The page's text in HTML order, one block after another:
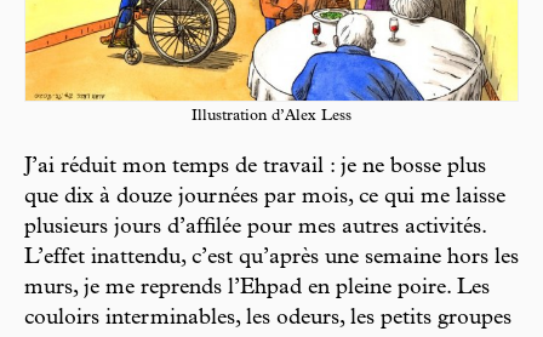
Illustration d’Alex Less
J’ai réduit mon temps de travail : je ne bosse plus
que dix à douze journées par mois, ce qui me laisse
plusieurs jours d’affilée pour mes autres activités.
L’effet inattendu, c’est qu’après une semaine hors les
murs, je me reprends l’Ehpad en pleine poire. Les
couloirs interminables, les odeurs, les petits groupes